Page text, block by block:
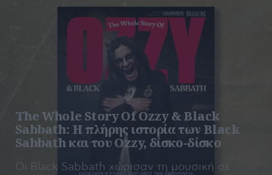
The Whole Story Of Ozzy & Black
Sabbath: Η πλήρης ιστορία των Black
Sabbath και του Ozzy, δίσκο-δίσκο
Οι Black Sabbath χώρισαν τη μουσική σε